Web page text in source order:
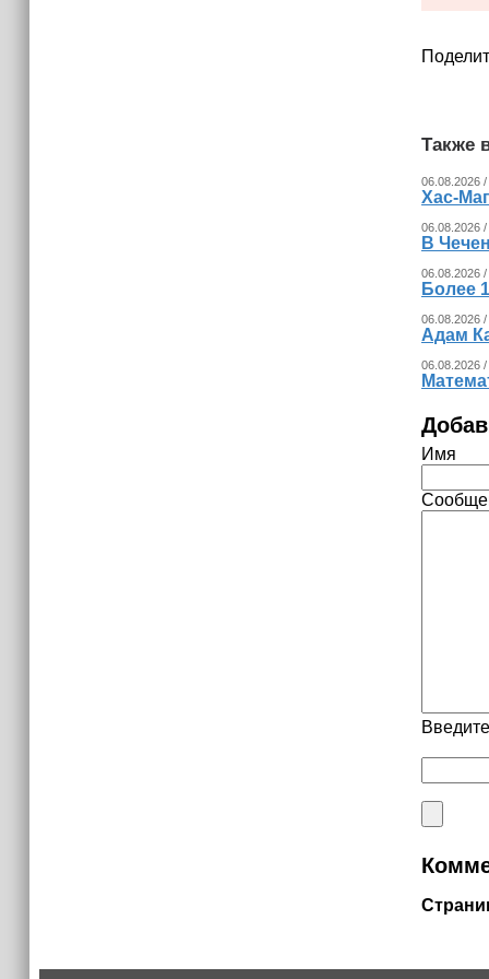
Также
06.08.2026
Хас-
06.08.2026
В
06.08.2026
Более
06.08.2026
Адам
06.08.2026
Имя